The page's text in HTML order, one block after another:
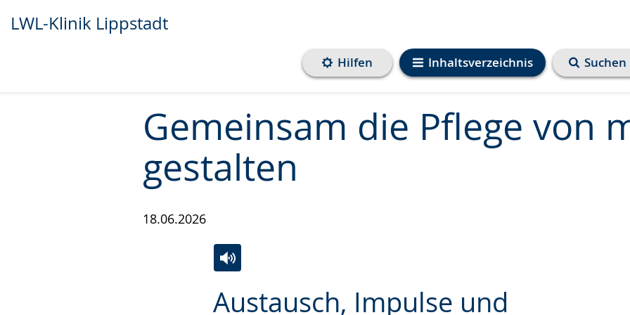
LWL-Klinik Lippstadt
Inhaltsverzeichnis
Hilfen Suchen
Gemeinsam die Pflege von
gestalten
18.06.2026
Austausch, Impulse und
Leichten
Audio-
Video